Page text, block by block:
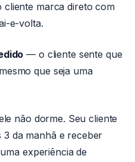
marca direto com
e-volta.
— o cliente sente que
que seja uma
não dorme. Seu cliente
3 da manhã e receber
experiência de